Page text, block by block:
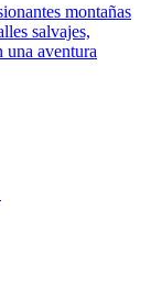
montañas
salvajes,
una aventura